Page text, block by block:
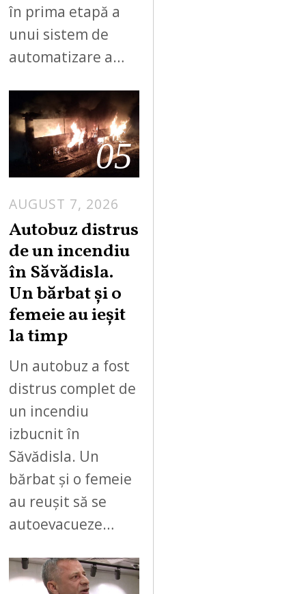
în prima etapă a
unui sistem de
automatizare a…
05
AUGUST 7, 2026
Autobuz distrus
de un incendiu
în Săvădisla.
Un bărbat și o
femeie au ieșit
la timp
Un autobuz a fost
distrus complet de
un incendiu
izbucnit în
Săvădisla. Un
bărbat și o femeie
au reușit să se
autoevacueze…